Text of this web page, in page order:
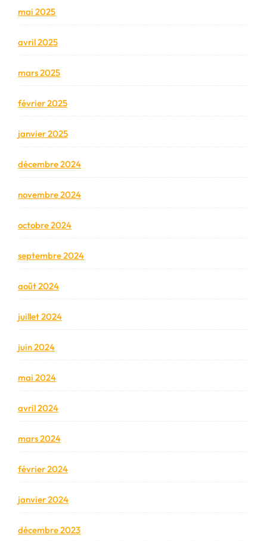
mai 2025
avril 2025
mars 2025
février 2025
janvier 2025
décembre 2024
novembre 2024
octobre 2024
septembre 2024
août 2024
juillet 2024
juin 2024
mai 2024
avril 2024
mars 2024
février 2024
janvier 2024
décembre 2023